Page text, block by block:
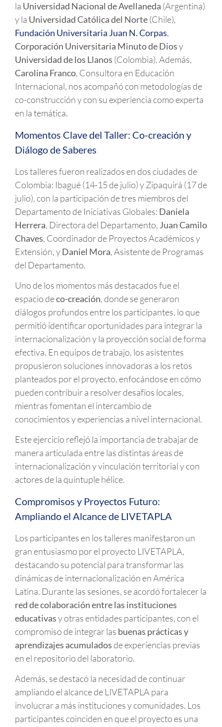
la Universidad Nacional de Avellaneda (Argentina)
y la Universidad Católica del Norte(Chile),
Fundación Universitaria Juan N. Corpas,
Corporación Universitaria Minuto de Diosy
Universidad de los Llanos (Colombia). Además,
Carolina Franco, Consultora en Educación
Internacional, nos acompañó con metodologías de
co-construcción y con su experiencia como experta
en la temática.
Momentos Clave del Taller: Co-creación y
Diálogo de Saberes
Los talleres fueron realizados en dos ciudades de
Colombia: Ibagué (14-15 de julio) y Zipaquirá (17 de
julio), con la participación de tres miembros del
Departamento de Iniciativas Globales: Daniela
Herrera, Directora del Departamento, Juan Camilo
Chaves, Coordinador de Proyectos Académicos y
Extensión, yDaniel Mora, Asistente de Programas
del Departamento.
Uno de los momentos más destacados fue el
espacio deco-creación, donde se generaron
diálogos profundos entre los participantes, lo que
permitió identificar oportunidades para integrar la
internacionalización y la proyección social de forma
efectiva. En equipos de trabajo, los asistentes
propusieron soluciones innovadoras a los retos
planteados por el proyecto, enfocándose en cómo
pueden contribuir a resolver desafíos locales,
mientras fomentan el intercambio de
conocimientos y experiencias a nivel internacional.
Este ejercicio reflejó la importancia de trabajar de
manera articulada entre las distintas áreas de
internacionalización y vinculación territorial y con
actores de la quíntuple hélice.
Compromisos y Proyectos Futuro:
Ampliando el Alcance de LIVETAPLA
Los participantes en los talleres manifestaron un
gran entusiasmo por el proyecto LIVETAPLA,
destacando su potencial para transformar las
dinámicas de internacionalización en América
Latina. Durante las sesiones, se acordó fortalecer la
red de colaboración entre las instituciones
educativasy otras entidades participantes, con el
compromiso de integrar las buenas prácticas y
aprendizajes acumuladosde experiencias previas
en el repositorio del laboratorio.
Además, se destacó la necesidad de continuar
ampliando el alcance de LIVETAPLA para
involucrar a más instituciones y comunidades. Los
participantes coinciden en que el proyecto es una